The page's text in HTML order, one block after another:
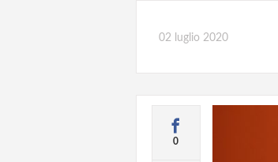
02 luglio 2020
0